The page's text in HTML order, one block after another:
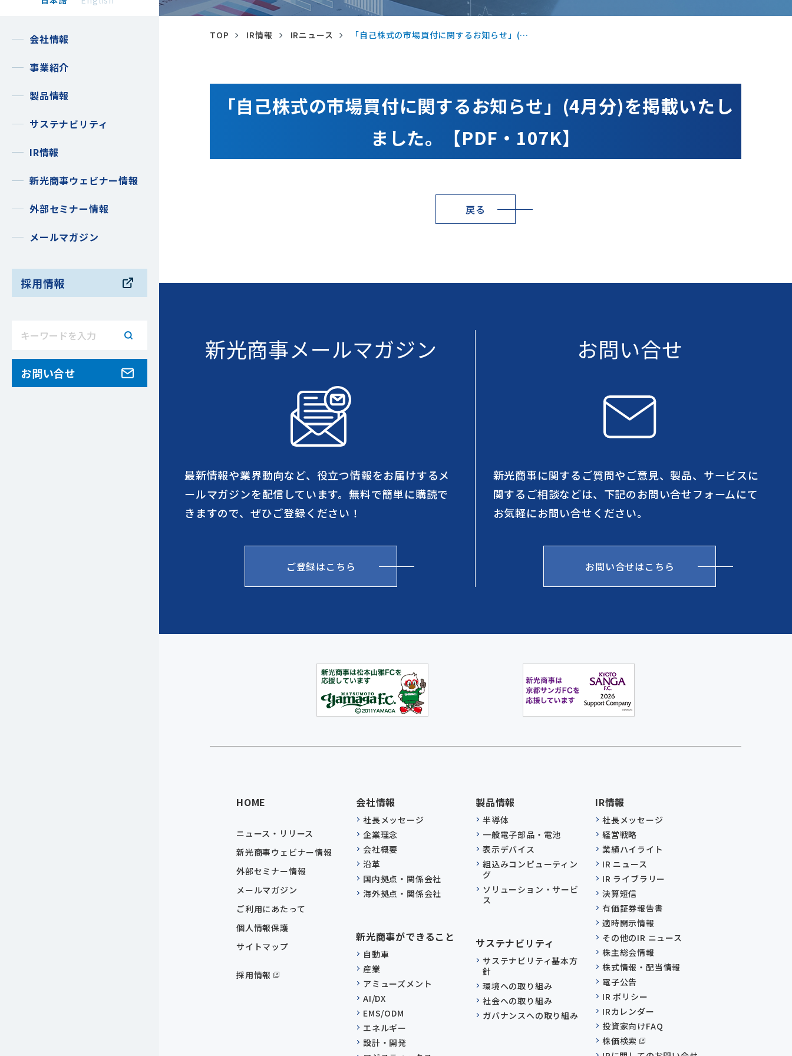
会社情報
事業紹介
製品情報
サステナビリティ
IR情報
新光商事ウェビナー情報
外部セミナー情報
メールマガジン
採用情報
お問い合せ
TOP IR情報 IRニュース 「自己株式の市場買付に関するお知らせ」(…
「自己株式の市場買付に関するお知らせ」(4月分)を掲載いたし
ました。【PDF・107K】
戻る
新光商事メールマガジン
最新情報や業界動向など、役立つ情報をお届けするメ
ールマガジンを配信しています。無料で簡単に購読で
きますので、ぜひご登録ください！
ご登録はこちら
お問い合せ
新光商事に関するご質問やご意見、製品、サービスに
関するご相談などは、下記のお問い合せフォームにて
お気軽にお問い合せください。
お問い合せはこちら
HOME
ニュース・リリース
新光商事ウェビナー情報
外部セミナー情報
メールマガジン
ご利用にあたって
個人情報保護
サイトマップ
採用情報
会社情報
社長メッセージ
企業理念
会社概要
沿革
国内拠点・関係会社
海外拠点・関係会社
新光商事ができること
自動車
産業
アミューズメント
AI/DX
EMS/ODM
エネルギー
設計・開発
製品情報
半導体
一般電子部品・電池
表示デバイス
組込みコンピューティン
グ
ソリューション・サービ
ス
サステナビリティ
サステナビリティ基本方
針
環境への取り組み
社会への取り組み
ガバナンスへの取り組み
IR情報
社長メッセージ
経営戦略
業績ハイライト
IR ニュース
IR ライブラリー
決算短信
有価証券報告書
適時開示情報
その他のIR ニュース
株主総会情報
株式情報・配当情報
電子公告
IR ポリシー
IRカレンダー
投資家向けFAQ
株価検索